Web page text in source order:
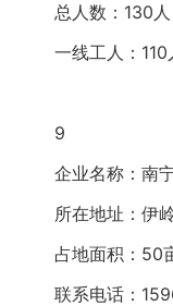
总人数：130人
一线工人：110
9
企业名称：南
所在地址：伊
占地面积：50
联系电话：